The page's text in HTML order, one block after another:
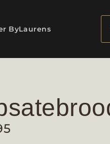
ByLaurens